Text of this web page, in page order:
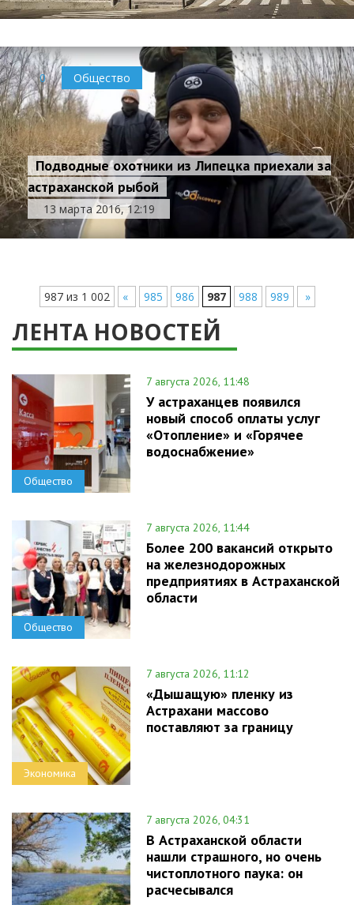
0 Общество
Подводные охотники из Липецка приехали за
астраханской рыбой
13 марта 2016, 12:19
987 из 1 002 « 985 986 987 988 989 »
ЛЕНТА НОВОСТЕЙ
Общество
7 августа 2026, 11:48
У астраханцев появился
новый способ оплаты услуг
«Отопление» и «Горячее
водоснабжение»
Общество
7 августа 2026, 11:44
Более 200 вакансий открыто
на железнодорожных
предприятиях в Астраханской
области
Экономика
7 августа 2026, 11:12
«Дышащую» пленку из
Астрахани массово
поставляют за границу
7 августа 2026, 04:31
В Астраханской области
нашли страшного, но очень
чистоплотного паука: он
расчесывался